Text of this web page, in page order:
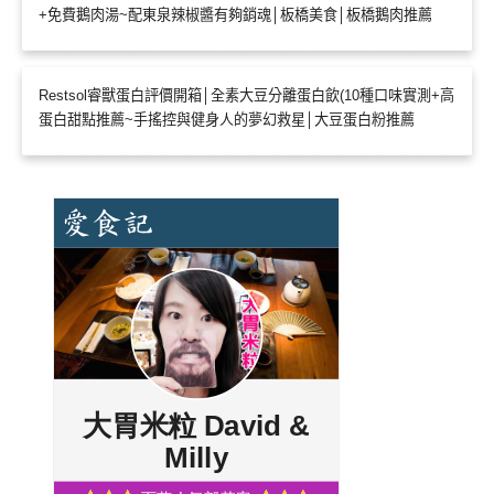
+免費鵝肉湯~配東泉辣椒醬有夠銷魂│板橋美食│板橋鵝肉推薦
Restsol睿獸蛋白評價開箱│全素大豆分離蛋白飲(10種口味實測+高
蛋白甜點推薦~手搖控與健身人的夢幻救星│大豆蛋白粉推薦